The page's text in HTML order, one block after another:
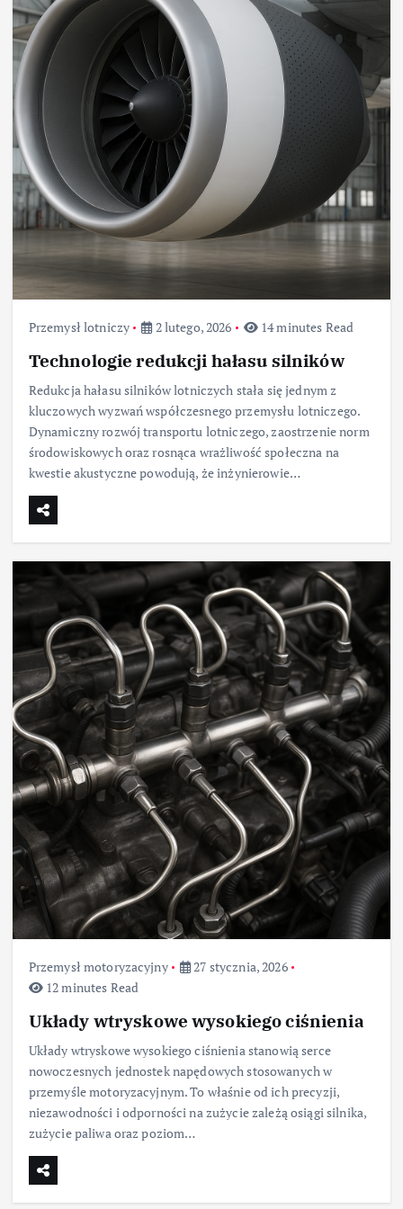
Przemysł lotniczy 2 lutego, 2026 14 minutes Read
Technologie redukcji hałasu silników
Redukcja hałasu silników lotniczych stała się jednym z
kluczowych wyzwań współczesnego przemysłu lotniczego.
Dynamiczny rozwój transportu lotniczego, zaostrzenie norm
środowiskowych oraz rosnąca wrażliwość społeczna na
kwestie akustyczne powodują, że inżynierowie…
Przemysł motoryzacyjny
27 stycznia, 2026
12 minutes Read
Układy wtryskowe wysokiego ciśnienia
Układy wtryskowe wysokiego ciśnienia stanowią serce
nowoczesnych jednostek napędowych stosowanych w
przemyśle motoryzacyjnym. To właśnie od ich precyzji,
niezawodności i odporności na zużycie zależą osiągi silnika,
zużycie paliwa oraz poziom…